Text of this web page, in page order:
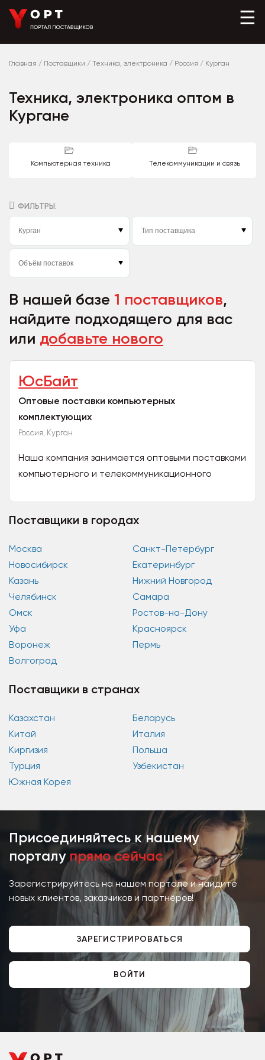
☰
Главная / Поставщики / Техника, электроника / Россия / Курган
Техника, электроника оптом в
Кургане
Компьютерная техника Телекоммуникации и связь
ФИЛЬТРЫ:
В нашей базе 1 поставщиков,
найдите подходящего для вас
или добавьте нового
ЮсБайт
Оптовые поставки компьютерных
комплектующих
Россия, Курган
Наша компания занимается оптовыми поставками
компьютерного и телекоммуникационного
планшеты; -Мониторы,...
Поставщики в городах
Москва
Санкт-Петербург
Новосибирск
Екатеринбург
Казань
Нижний Новгород
Челябинск
Самара
Омск
Ростов-на-Дону
Уфа
Красноярск
Воронеж
Пермь
Волгоград
Поставщики в странах
Казахстан
Беларусь
Китай
Италия
Киргизия
Польша
Турция
Узбекистан
Южная Корея
Присоединяйтесь к нашему
порталу прямо сейчас
Зарегистрируйтесь на нашем портале и найдите
новых клиентов, заказчиков и партнёров!
ЗАРЕГИСТРИРОВАТЬСЯ
ВОЙТИ